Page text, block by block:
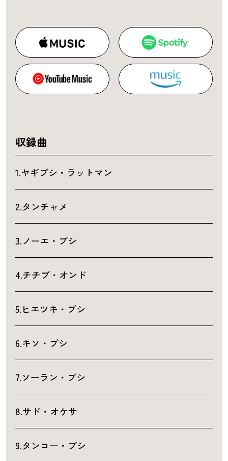
収録曲
1.ヤギブシ・ラットマン
2.タンチャメ
3.ノーエ・ブシ
4.チチブ・オンド
5.ヒエツキ・ブシ
6.キソ・ブシ
7.ソーラン・ブシ
8.サド・オケサ
9.タンコー・ブシ